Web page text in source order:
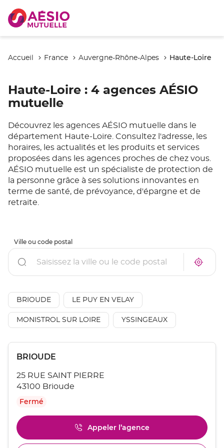
Accueil France Auvergne-Rhône-Alpes Haute-Loire
Haute-Loire : 4 agences AÉSIO
mutuelle
Découvrez les agences AÉSIO mutuelle dans le
département Haute-Loire. Consultez l'adresse, les
horaires, les actualités et les produits et services
proposées dans les agences proches de chez vous.
AÉSIO mutuelle est un spécialiste de protection de
la personne grâce à ses solutions innovantes en
terme de santé, de prévoyance, d'épargne et de
retraite.
À
Ville ou code postal
Rechercher
un
de
vente
AÉSIO
mutuelle
BRIOUDE LE PUY EN VELAY
MONISTROL SUR LOIRE YSSINGEAUX
sur
touche
ENTRÉE
obtenir
plus
amples
informations
Point
vente
:
BRIOUDE
25 RUE SAINT PIERRE
43100 Brioude
Fermé
Appeler l’agence
Afficher
le